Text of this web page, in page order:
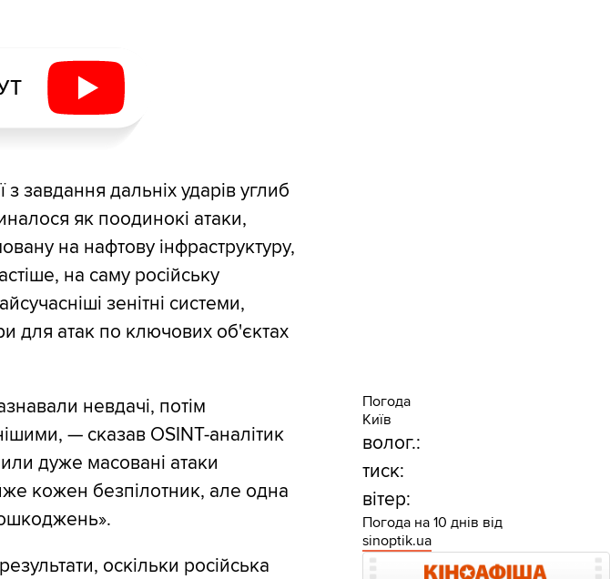
завдання дальніх ударів углиб
як поодинокі атаки,
на нафтову інфраструктуру,
на саму російську
зенітні системи,
для атак по ключових об'єктах
невдачі, потім
— сказав OSINT-аналітик
дуже масовані атаки
кожен безпілотник, але одна
оскільки російська
Погода
Київ
волог.:
тиск:
вітер:
Погода на 10 днів від
sinoptik.ua